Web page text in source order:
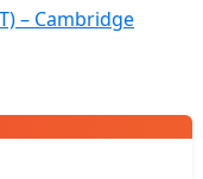
– Cambridge